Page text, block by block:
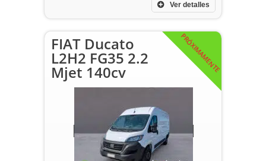
Ver detalles
PRÓXIMAMENTE
FIAT Ducato
L2H2 FG35 2.2
Mjet 140cv